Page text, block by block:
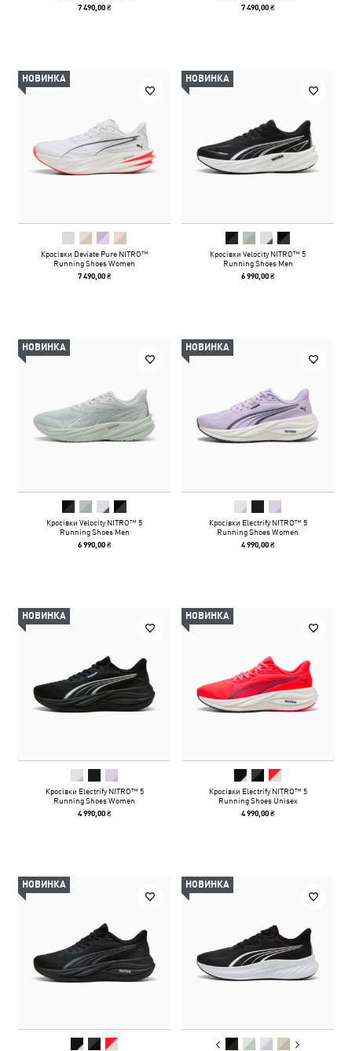
7 490,00 ₴ 7 490,00 ₴
НОВИНКА
Кросівки Deviate Pure NITRO™
Running Shoes Women
7 490,00 ₴
НОВИНКА
Кросівки Velocity NITRO™ 5
Running Shoes Men
6 990,00 ₴
НОВИНКА
Кросівки Velocity NITRO™ 5
Running Shoes Men
6 990,00 ₴
НОВИНКА
Кросівки Electrify NITRO™ 5
Running Shoes Women
4 990,00 ₴
НОВИНКА
Кросівки Electrify NITRO™ 5
Running Shoes Women
4 990,00 ₴
НОВИНКА
Кросівки Electrify NITRO™ 5
Running Shoes Unisex
4 990,00 ₴
НОВИНКА НОВИНКА